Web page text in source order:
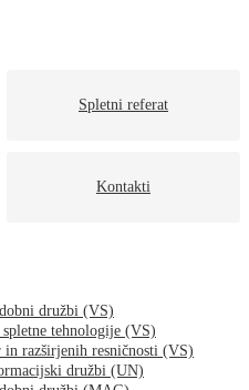
Spletni referat
Kontakti
družbi (VS)
tehnologije (VS)
in razširjenih resničnosti (VS)
družbi (UN)